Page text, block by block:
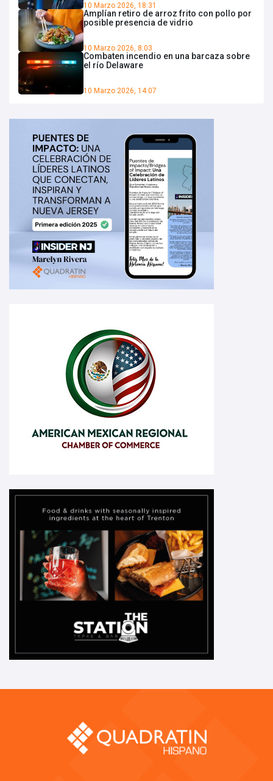
10 Marzo 2026, 18:31
Amplían retiro de arroz frito con pollo por
posible presencia de vidrio
10 Marzo 2026, 8:03
Combaten incendio en una barcaza sobre
el río Delaware
10 Marzo 2026, 14:07